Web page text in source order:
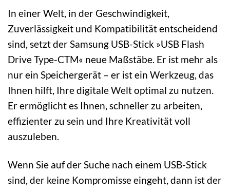
In einer Welt, in der Geschwindigkeit,
Zuverlässigkeit und Kompatibilität entscheidend
sind, setzt der Samsung USB-Stick »USB Flash
Drive Type-CTM« neue Maßstäbe. Er ist mehr als
nur ein Speichergerät – er ist ein Werkzeug, das
Ihnen hilft, Ihre digitale Welt optimal zu nutzen.
Er ermöglicht es Ihnen, schneller zu arbeiten,
effizienter zu sein und Ihre Kreativität voll
auszuleben.
Wenn Sie auf der Suche nach einem USB-Stick
sind, der keine Kompromisse eingeht, dann ist der